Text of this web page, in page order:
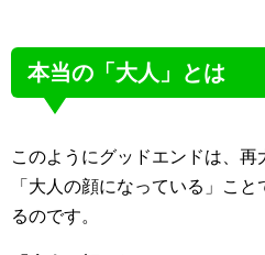
本当の「大人」とは
このようにグッドエンドは、再
「大人の顔になっている」こ
るのです。